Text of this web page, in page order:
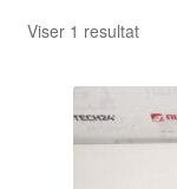
Klageprocedure
Kontakte
Viser 1 resultat